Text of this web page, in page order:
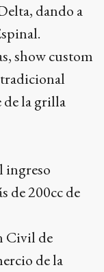
dando a
show custom
de la grilla
ingreso
de 200cc de
Civil de
de la